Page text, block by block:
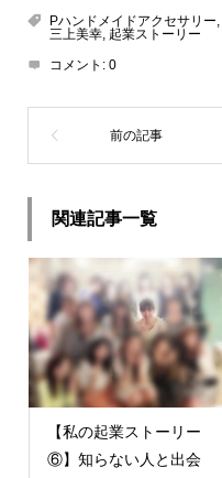
Pハンドメイドアクセサリー,
三上美幸, 起業ストーリー
コメント: 0
関連記事一覧
【私の起業ストーリー
⑥】知らない人と出会